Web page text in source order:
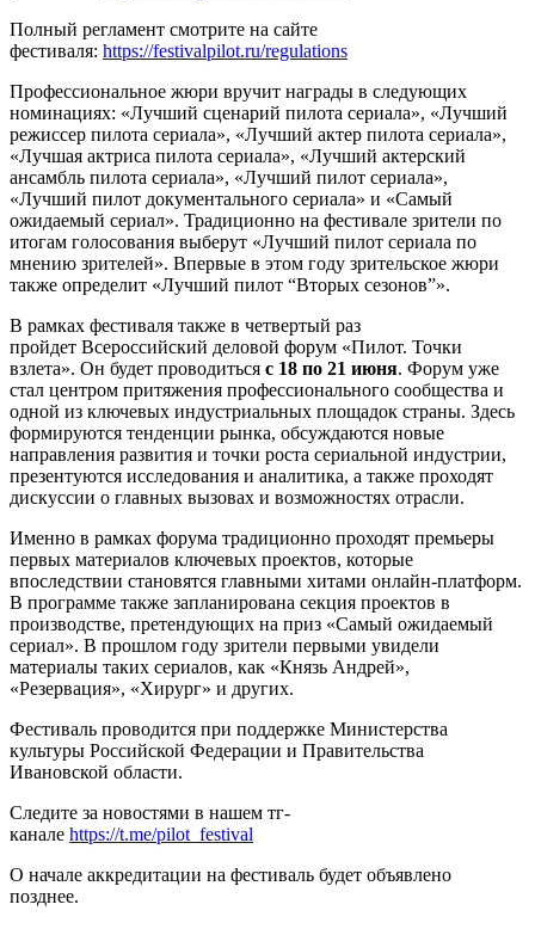
Полный регламент смотрите на сайте
фестиваля: https://festivalpilot.ru/regulations
Профессиональное жюри вручит награды в следующих
номинациях: «Лучший сценарий пилота сериала», «Лучший
режиссер пилота сериала», «Лучший актер пилота сериала»,
«Лучшая актриса пилота сериала», «Лучший актерский
ансамбль пилота сериала», «Лучший пилот сериала»,
«Лучший пилот документального сериала» и «Самый
ожидаемый сериал». Традиционно на фестивале зрители по
итогам голосования выберут «Лучший пилот сериала по
мнению зрителей». Впервые в этом году зрительское жюри
также определит «Лучший пилот “Вторых сезонов”».
В рамках фестиваля также в четвертый раз
пройдет Всероссийский деловой форум «Пилот. Точки
взлета». Он будет проводиться с 18 по 21 июня. Форум уже
стал центром притяжения профессионального сообщества и
одной из ключевых индустриальных площадок страны. Здесь
формируются тенденции рынка, обсуждаются новые
направления развития и точки роста сериальной индустрии,
презентуются исследования и аналитика, а также проходят
дискуссии о главных вызовах и возможностях отрасли.
Именно в рамках форума традиционно проходят премьеры
первых материалов ключевых проектов, которые
впоследствии становятся главными хитами онлайн-платформ.
В программе также запланирована секция проектов в
производстве, претендующих на приз «Самый ожидаемый
сериал». В прошлом году зрители первыми увидели
материалы таких сериалов, как «Князь Андрей»,
«Резервация», «Хирург» и других.
Фестиваль проводится при поддержке Министерства
культуры Российской Федерации и Правительства
Ивановской области.
Следите за новостями в нашем тг-
канале https://t.me/pilot_festival
О начале аккредитации на фестиваль будет объявлено
позднее.